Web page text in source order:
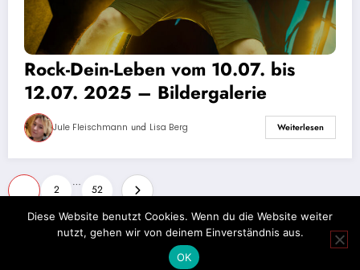
Rock-Dein-Leben vom 10.07. bis
12.07. 2025 – Bildergalerie
Jule Fleischmann und Lisa Berg Weiterlesen
Seitennummerierung
der
Beiträge
2
…
52
Datenschutz
Diese Website benutzt Cookies. Wenn du die Website weiter
nutzt, gehen wir von deinem Einverständnis aus.
OK